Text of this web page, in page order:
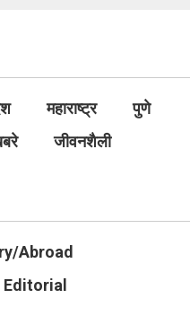
महाराष्ट्र
पुणे
जीवनशैली
Abroad
Editorial